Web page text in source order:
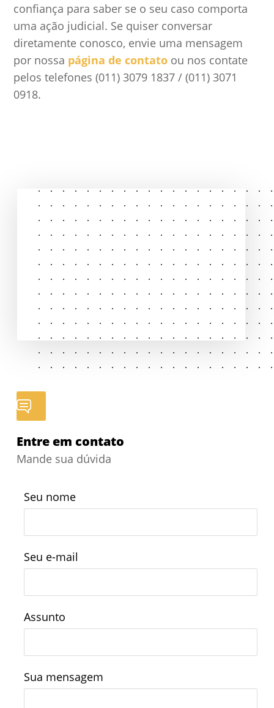
confiança para saber se o seu caso comporta
uma ação judicial. Se quiser conversar
diretamente conosco, envie uma mensagem
por nossa página de contato ou nos contate
pelos telefones (011) 3079 1837 / (011) 3071
0918.
Entre em contato
Mande sua dúvida
Seu nome
Seu e-mail
Assunto
Sua mensagem